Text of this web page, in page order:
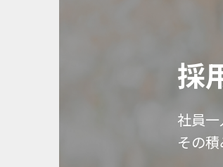
採
社員
その